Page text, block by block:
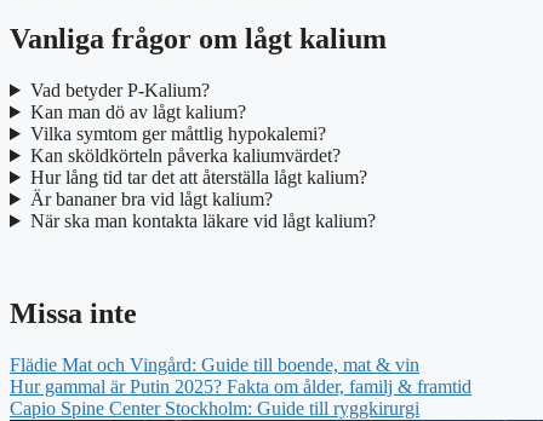
Vanliga frågor om lågt kalium
Vad betyder P-Kalium?
Kan man dö av lågt kalium?
Vilka symtom ger måttlig hypokalemi?
Kan sköldkörteln påverka kaliumvärdet?
Hur lång tid tar det att återställa lågt kalium?
Är bananer bra vid lågt kalium?
När ska man kontakta läkare vid lågt kalium?
Missa inte
Flädie Mat och Vingård: Guide till boende, mat & vin
Hur gammal är Putin 2025? Fakta om ålder, familj & framtid
Capio Spine Center Stockholm: Guide till ryggkirurgi